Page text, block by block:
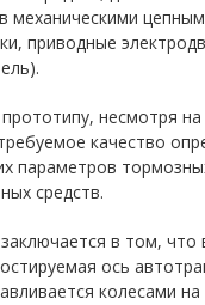
механическими
приводные
несмотря
качество
параметров
средств.
в том, что
ось
колесами